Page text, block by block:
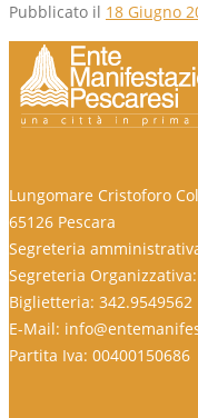
Pubblicato il 18 Giugno
Lungomare Cristoforo
65126 Pescara
Segreteria
Segreteria
Biglietteria: 342.9549562
E-Mail:
Partita Iva: 00400150686